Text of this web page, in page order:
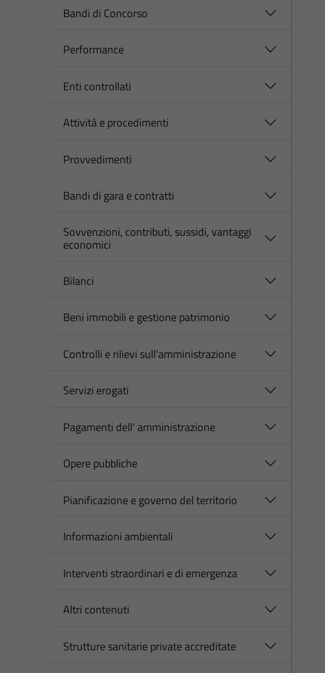
Bandi di Concorso
Performance
Enti controllati
Attività e procedimenti
Provvedimenti
Bandi di gara e contratti
Sovvenzioni, contributi, sussidi, vantaggi
economici
Bilanci
Beni immobili e gestione patrimonio
Controlli e rilievi sull'amministrazione
Servizi erogati
Pagamenti dell' amministrazione
Opere pubbliche
Pianificazione e governo del territorio
Informazioni ambientali
Interventi straordinari e di emergenza
Altri contenuti
Strutture sanitarie private accreditate